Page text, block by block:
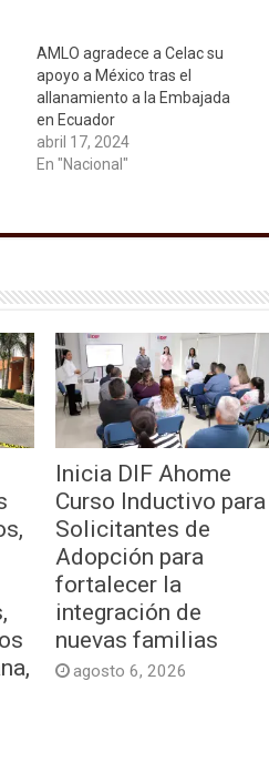
AMLO agradece a Celac su
apoyo a México tras el
allanamiento a la Embajada
en Ecuador
abril 17, 2024
En "Nacional"
Inicia DIF Ahome
Curso Inductivo para
Solicitantes de
Adopción para
fortalecer la
integración de
nuevas familias
agosto 6, 2026